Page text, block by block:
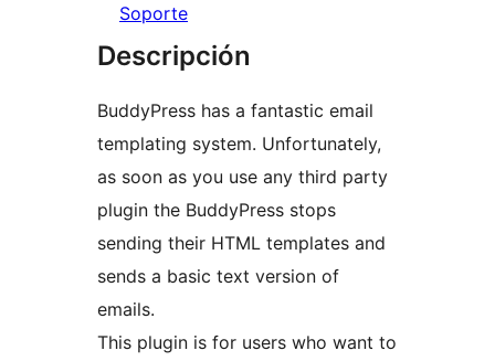
Soporte
Descripción
BuddyPress has a fantastic email
templating system. Unfortunately,
as soon as you use any third party
plugin the BuddyPress stops
sending their HTML templates and
sends a basic text version of
emails.
This plugin is for users who want to